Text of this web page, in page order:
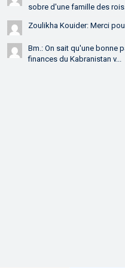
sobre d'une famille des
Zoulikha Kouider: Merci
Bm.: On sait qu'une bonne
finances du Kabranistan v...